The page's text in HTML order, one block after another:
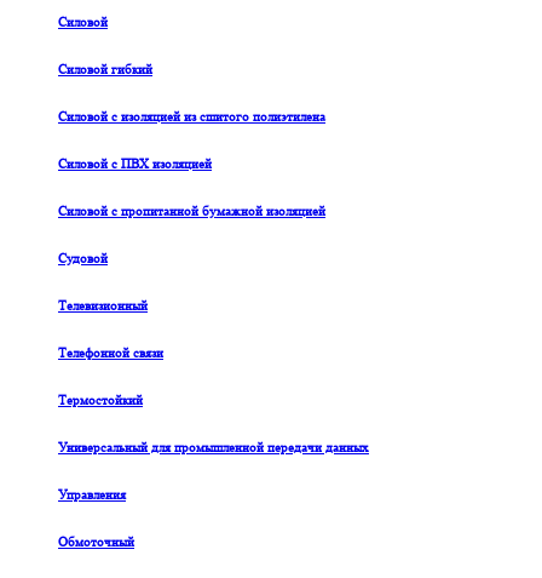
Силовой
Силовой гибкий
Силовой с изоляцией из сшитого полиэтилена
Силовой с ПВХ изоляцией
Силовой с пропитанной бумажной изоляцией
Судовой
Телевизионный
Телефонной связи
Термостойкий
Универсальный для промышленной передачи данных
Управления
Обмоточный